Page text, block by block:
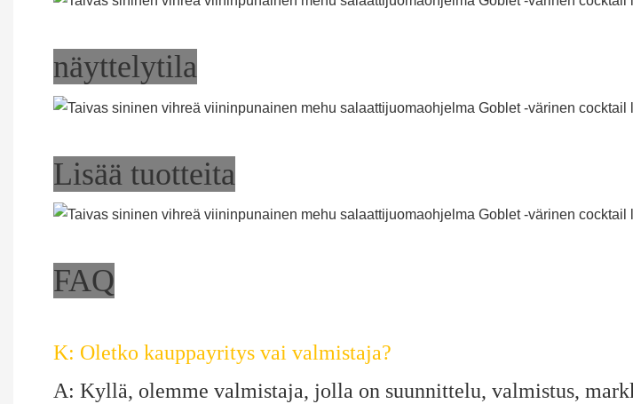
näyttelytila
Lisää tuotteita
FAQ
K: Oletko kauppayritys vai valmistaja?
A: Kyllä, olemme valmistaja, jolla on suunnittelu, valmistus,